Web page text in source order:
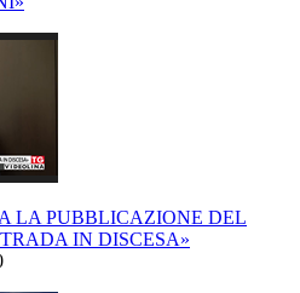
LA PUBBLICAZIONE DEL
IN DISCESA»